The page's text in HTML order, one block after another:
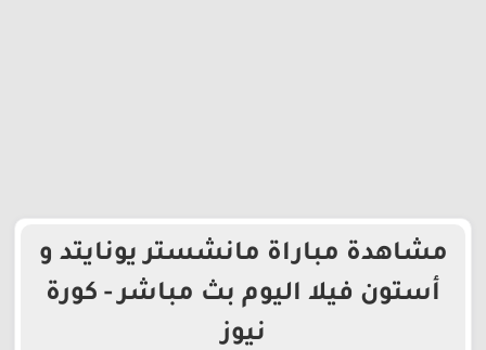
مشاهدة مباراة مانشستر يونايتد و
أستون فيلا اليوم بث مباشر - كورة
نيوز